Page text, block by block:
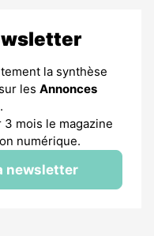
la synthèse
les Annonces
mois le magazine
numérique.
newsletter